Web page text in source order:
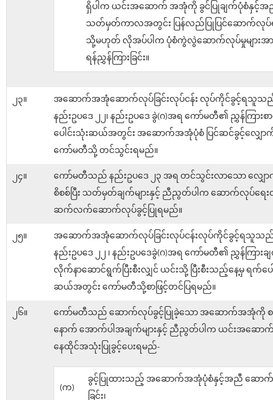
ရှိပါက ယင်းအဆောက် အအုံကို ခွင်ပြုချက်ပုံစံနှင့်
သတ်မှတ်ကာလအတွင်း ပြန်လည်ပြုပြင်ဆောက်လုပ်
သို့မဟုတ် လိုအပ်ပါက ပုံစံကွဲလွဲဆောက်လုပ်မှုများအား
ရန်ညွှန်ကြားခြင်း။
၂၃။
အဆောက်အအုံဆောက်လုပ်ခြင်းလုပ်ငန်း လုပ်ကိုင်ခွင့်ရသူသ
နည်းဥပဒေ ၂၂၊ နည်းဥပဒေ ခွဲ(ဂ)အရ ကော်မတီ၏ ညွှန်ကြားစာ
ပေါင်းသုံးဆယ်အတွင်း အဆောက်အအုံပုံစံ ပြင်ဆင်ခွင့်လျှေ
ကော်မတီသို့ တင်သွင်းရမည်။
၂၄။
ကော်မတီသည် နည်းဥပဒေ ၂၃ အရ တင်သွင်းလာသော လျှေ
စိစစ်ပြီး သတ်မှတ်ချက်များနှင့် ညီညွတ်ပါက ဆောက်လုပ်ရေ
ဆက်လက်ဆောက်လုပ်ခွင့်ပြုရမည်။
၂၅။
အဆောက်အအုံဆောက်လုပ်ခြင်းလုပ်ငန်းလုပ်ကိုင်ခွင့်ရသူသ
နည်းဥပဒေ ၂၂ ၊ နည်းဥပဒေခွဲ(ဂ)အရ ကော်မတီ၏ ညွှန်ကြား
လိုက်နာဆောင်ရွက်ပြီးစီးလျှင် ယင်းသို့ ပြီးစီးသည့်နေ့မှ ရက်ပေ
ဆယ်အတွင်း ကော်မတီသို့စာဖြင့်တင်ပြရမည်။
၂၆။
ကော်မတီသည် ဆောက်လုပ်ခွင့်ပြုခဲ့သော အဆောက်အအုံကို စစ်
နောက် အောက်ပါအချက်များနှင့် ညီညွတ်ပါက ယင်းအဆေ
နေထိုင်အသုံးပြုခွင့်ပေးရမည်-
(က)
ခွင့်ပြုထားသည့် အဆောက်အအုံပုံစံနှင့်အညီ ဆော
ခြင်း၊